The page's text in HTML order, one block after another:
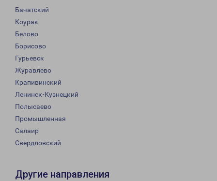
Бачатский
Коурак
Белово
Борисово
Гурьевск
Журавлево
Крапивинский
Ленинск-Кузнецкий
Полысаево
Промышленная
Салаир
Свердловский
Другие направления